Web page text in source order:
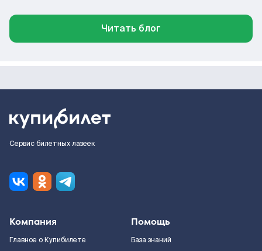
Читать блог
Сервис билетных лазеек
Компания
Главное о Купибилете
Помощь
База знаний